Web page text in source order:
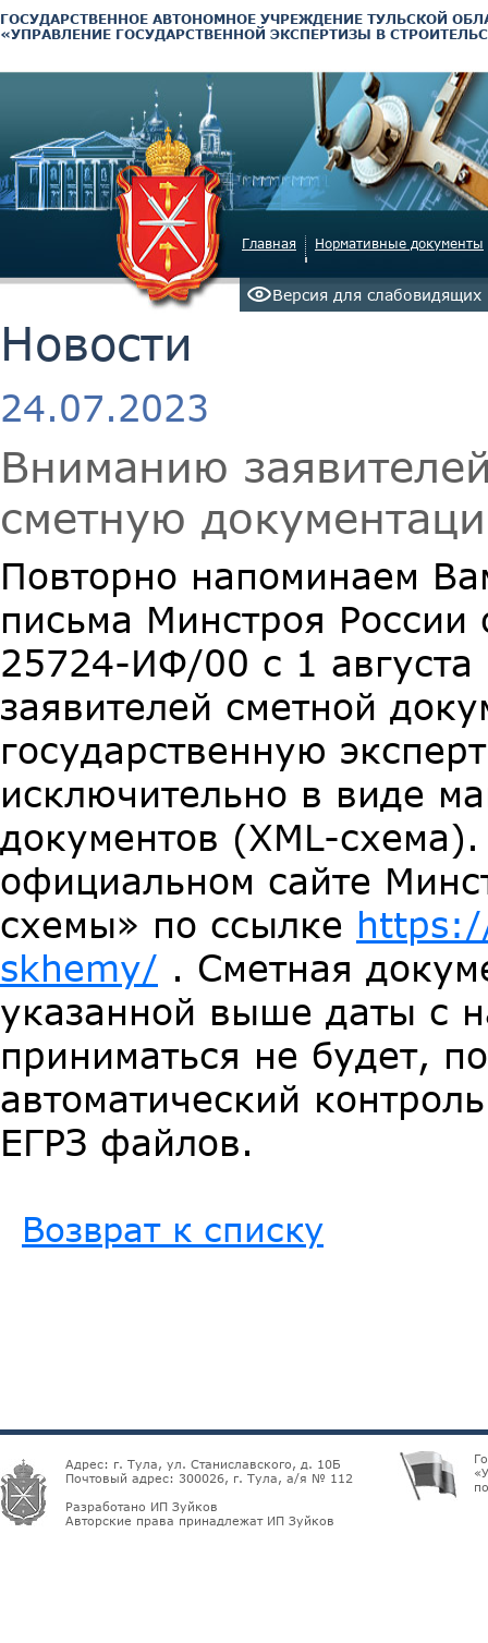
ГОСУДАРСТВЕННОЕ АВТОНОМНОЕ УЧРЕЖДЕНИЕ ТУЛЬСКОЙ
«УПРАВЛЕНИЕ ГОСУДАРСТВЕННОЙ ЭКСПЕРТИЗЫ В
Главная Нормативные документы
Версия для слабовидящих
Новости
24.07.2023
Вниманию
сметную
Повторно напоминаем
письма Минстроя
25724-ИФ/00 с 1 августа
заявителей сметной
государственную
исключительно в виде
документов (XML-
официальном сайте
схемы» по ссылке
skhemy/ . Сметная
указанной выше даты с
приниматься не будет,
автоматический
ЕГРЗ файлов.
Возврат к списку
Адрес: г. Тула, ул. Станиславского, д. 10Б
Почтовый адрес: 300026, г. Тула, а/я № 112
Разработано ИП Зуйков
Авторские права принадлежат ИП Зуйков